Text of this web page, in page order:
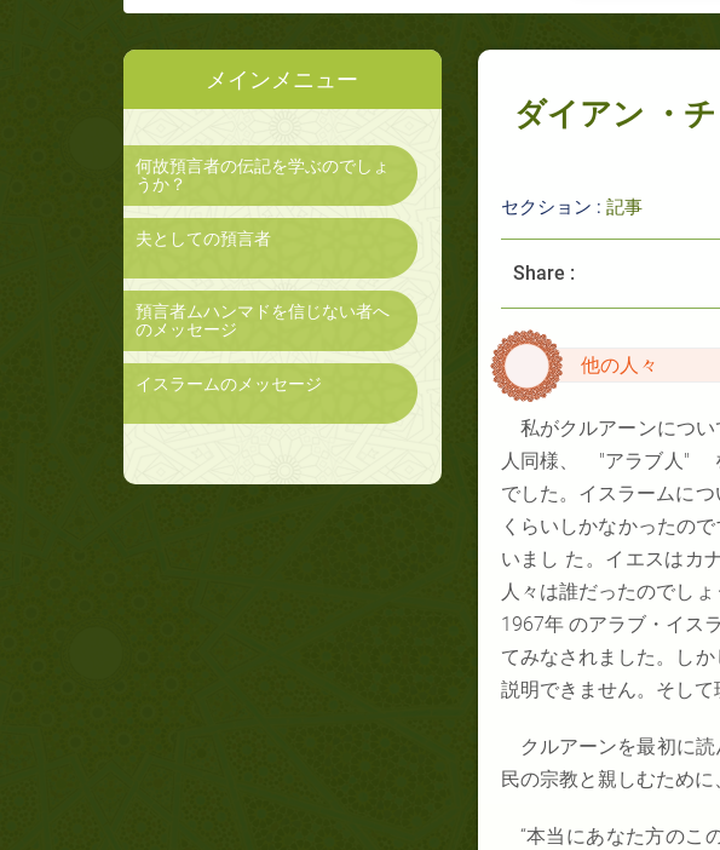
メインメニュー
何故預言者の伝記を学ぶのでしょ
うか？
夫としての預言者
預言者ムハンマドを信じない者へ
のメッセージ
イスラームのメッセージ
ダイアン ・
セクション : 記事
Share :
他の人々
私がクルアーンにつ
人同様、 "アラブ人 "
でした。イスラームに
くらいしかなかったの
いまし た。イエスはカ
人々は誰だったのでし
1967年 のアラブ・イス
てみなされました。し
説明できません。そして
クルアーンを最初に
民の宗教と親しむため
“本当にあなた方のこ